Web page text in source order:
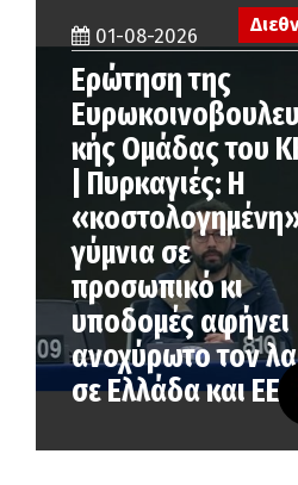
01-08-2026
Ερώτηση της
κής Ομάδας του
| Πυρκαγιές: Η
γύμνια σε
προσωπικό κι
υποδομές αφήνει
ανοχύρωτο τον
σε Ελλάδα και ΕΕ